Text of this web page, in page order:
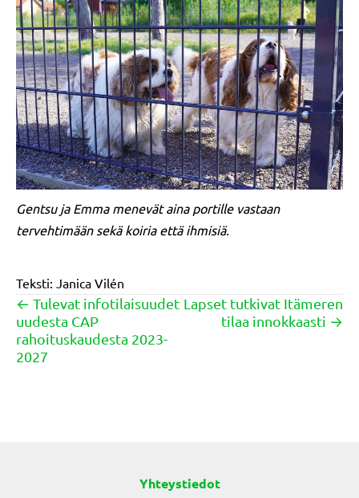
Gentsu ja Emma menevät aina portille vastaan
tervehtimään sekä koiria että ihmisiä.
Teksti: Janica Vilén
Posts
navigation
← Tulevat infotilaisuudet
uudesta CAP
rahoituskaudesta 2023-
2027
Lapset tutkivat Itämeren
tilaa innokkaasti →
Yhteystiedot